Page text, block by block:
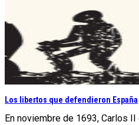
Los libertos que defendieron España
En noviembre de 1693, Carlos